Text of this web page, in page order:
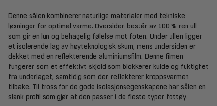
Denne sålen kombinerer naturlige materialer med tekniske
løsninger for optimal varme. Oversiden består av 100 % ren ull
som gir en lun og behagelig følelse mot foten. Under ullen ligger
et isolerende lag av høyteknologisk skum, mens undersiden er
dekket med en reflekterende aluminiumsfilm. Denne filmen
fungerer som et effektivt skjold som blokkerer kulde og fuktighet
fra underlaget, samtidig som den reflekterer kroppsvarmen
tilbake. Til tross for de gode isolasjonsegenskapene har sålen en
slank profil som gjør at den passer i de fleste typer fottøy.